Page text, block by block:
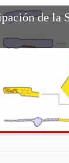
de la